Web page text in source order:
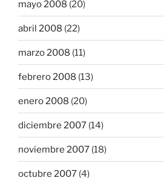
mayo 2008 (20)
abril 2008 (22)
marzo 2008 (11)
febrero 2008 (13)
enero 2008 (20)
diciembre 2007 (14)
noviembre 2007 (18)
octubre 2007 (4)